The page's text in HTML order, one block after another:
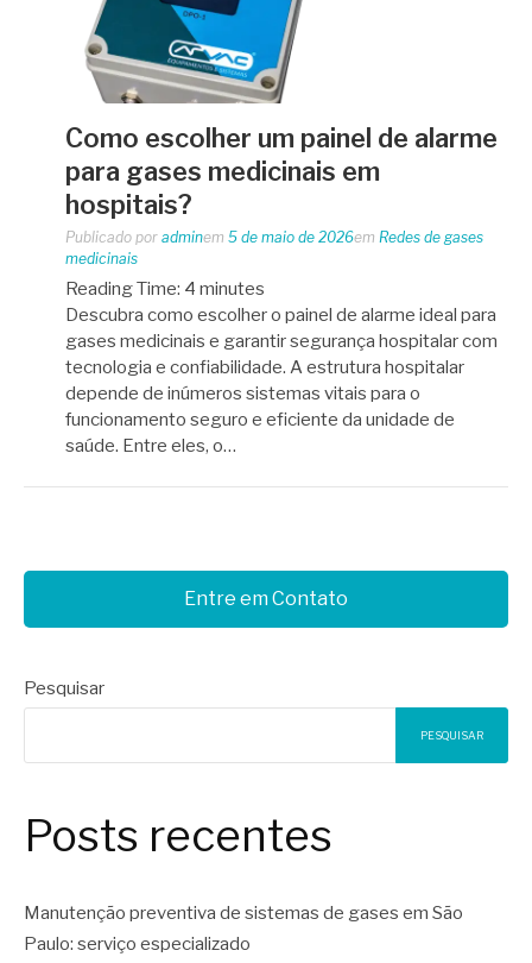
Como escolher um painel de alarme
para gases medicinais em
hospitais?
Publicado por adminem 5 de maio de 2026em Redes de gases
medicinais
Reading Time: 4 minutes
Descubra como escolher o painel de alarme ideal para
gases medicinais e garantir segurança hospitalar com
tecnologia e confiabilidade. A estrutura hospitalar
depende de inúmeros sistemas vitais para o
funcionamento seguro e eficiente da unidade de
saúde. Entre eles, o…
Entre em Contato
Pesquisar
PESQUISAR
Posts recentes
Manutenção preventiva de sistemas de gases em São
Paulo: serviço especializado